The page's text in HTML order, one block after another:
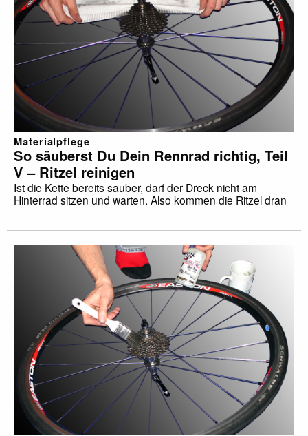
Materialpflege
So säuberst Du Dein Rennrad richtig, Teil
V – Ritzel reinigen
Ist die Kette bereits sauber, darf der Dreck nicht am
Hinterrad sitzen und warten. Also kommen die Ritzel dran